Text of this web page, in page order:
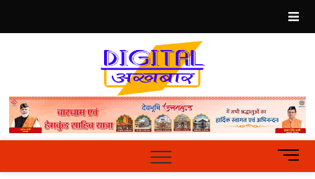
content
Hindi
News
PortalM
e